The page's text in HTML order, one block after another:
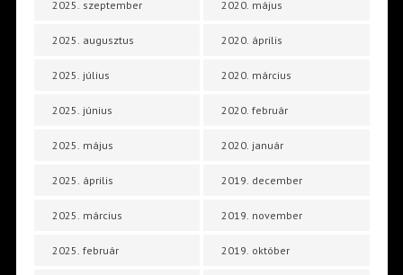
2025. szeptember
2025. augusztus
2025. július
2025. június
2025. május
2025. április
2025. március
2025. február
2020. május
2020. április
2020. március
2020. február
2020. január
2019. december
2019. november
2019. október